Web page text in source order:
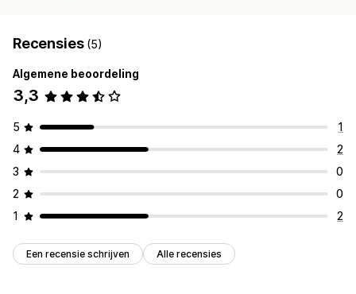
Recensies (5)
Algemene beoordeling
3,3
5
1
4
2
3
0
2
0
1
2
Een recensie schrijven Alle recensies